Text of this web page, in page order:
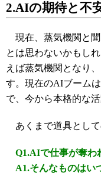
2.AIの期待と不
現在、蒸気機関と
とは思わないかもし
えば蒸気機関となり
す。現在のAIブーム
で、今から本格的な
あくまで道具として
Q1.AIで仕事が奪わ
A1.そんなものはい